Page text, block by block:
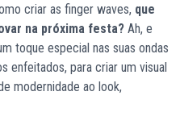
criar as finger waves, que
na próxima festa? Ah, e
toque especial nas suas ondas
enfeitados, para criar um visual
modernidade ao look,